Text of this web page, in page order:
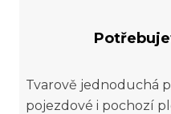
Tvarově jednoduchá
pojezdové i pochozí